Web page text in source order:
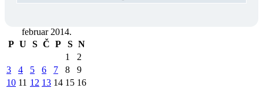
februar 2014.
P U S Č P S N
1
2
3
4 5 6 7 8
9
10 11 12 13 14 15 16